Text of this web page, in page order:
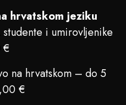
hrvatskom jeziku
i umirovljenike
€
na hrvatskom – do 5
€